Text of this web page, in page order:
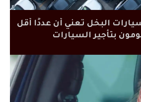
البخل تعني أن عددًا أقل
بتأجير السيارات